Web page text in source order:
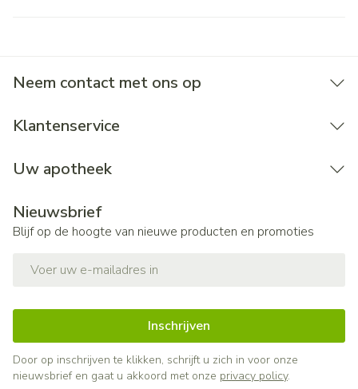
Neem contact met ons op
Klantenservice
Uw apotheek
Nieuwsbrief
Blijf op de hoogte van nieuwe producten en promoties
Inschrijven
Door op inschrijven te klikken, schrijft u zich in voor onze
nieuwsbrief en gaat u akkoord met onze privacy policy.